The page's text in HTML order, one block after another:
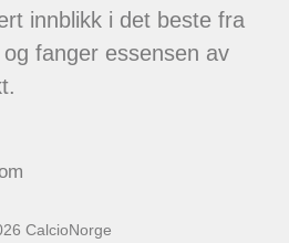
innblikk i det beste fra
fanger essensen av
CalcioNorge